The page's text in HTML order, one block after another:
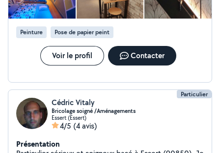
Peinture Pose de papier peint
Voir le profil Contacter
Particulier
Cédric Vitaly
Bricolage soigné /Aménagements
Essert (Essert)
4/5 (4 avis)
Présentation